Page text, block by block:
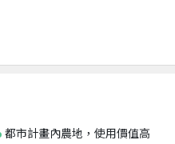
都市計畫內農地，使用價值高